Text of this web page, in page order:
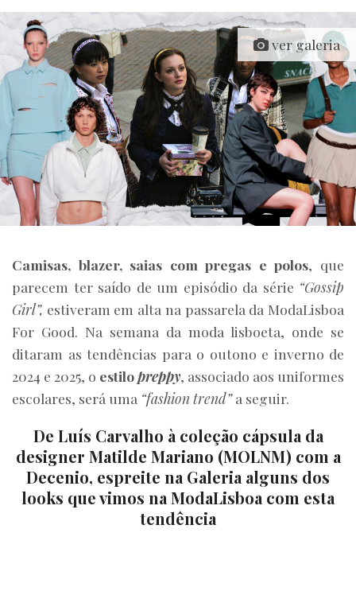
ver galeria
Camisas, blazer, saias com pregas e polos, que
parecem ter saído de um episódio da série “Gossip
Girl”, estiveram em alta na passarela da ModaLisboa
For Good. Na semana da moda lisboeta, onde se
ditaram as tendências para o outono e inverno de
2024 e 2025, o estilopreppy, associado aos uniformes
escolares, será uma “fashion trend”a seguir.
De Luís Carvalho à coleção cápsula da
designer Matilde Mariano (MOLNM) com a
Decenio, espreite na Galeria alguns dos
looks que vimos na ModaLisboa com esta
tendência